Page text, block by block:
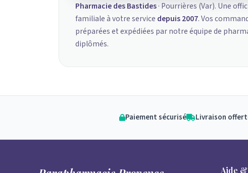
Pharmacie des Bastides· Pourrières (Var). Une
familiale à votre service depuis 2007. Vos
préparées et expédiées par notre équipe de
diplômés.
Paiement sécurisé Livraison
Aide